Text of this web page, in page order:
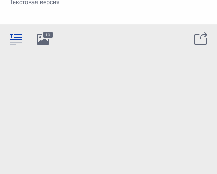
Текстовая версия
10